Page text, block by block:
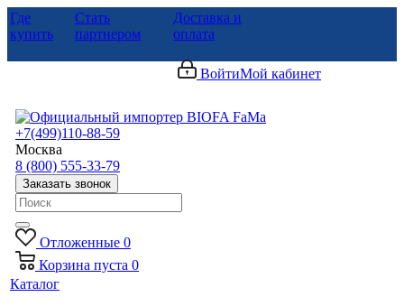
Где
купить
Стать
партнером
Доставка и
оплата
ВойтиМой кабинет
+7(499)110-88-59
Москва
8 (800) 555-33-79
Заказать звонок
Отложенные 0
Корзина пуста 0
Каталог